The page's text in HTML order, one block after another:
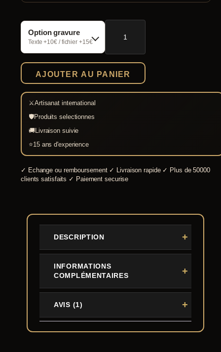
Option gravure
Texte +10€ / fichier +15€
quantité
Rapière
XVIIe
AJOUTER AU PANIER
⚔Artisanat international
🛡Produits selectionnes
🚚Livraison suivie
⭐15 ans d'experience
✓ Echange ou remboursement ✓ Livraison rapide ✓ Plus de 50000
clients satisfaits ✓ Paiement securise
DESCRIPTION
INFORMATIONS
COMPLÉMENTAIRES
AVIS (1)